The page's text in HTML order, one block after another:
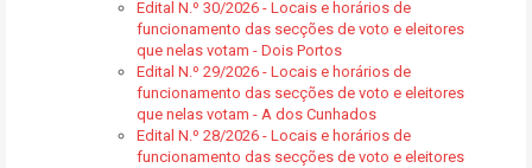
Edital N.º 30/2026 - Locais e horários de
funcionamento das secções de voto e eleitores
que nelas votam - Dois Portos
Edital N.º 29/2026 - Locais e horários de
funcionamento das secções de voto e eleitores
que nelas votam - A dos Cunhados
Edital N.º 28/2026 - Locais e horários de
funcionamento das secções de voto e eleitores